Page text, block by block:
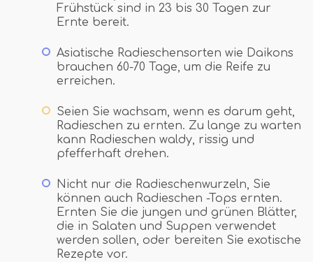
Frühstück sind in 23 bis 30 Tagen zur
Ernte bereit.
Asiatische Radieschensorten wie Daikons
brauchen 60-70 Tage, um die Reife zu
erreichen.
Seien Sie wachsam, wenn es darum geht,
Radieschen zu ernten. Zu lange zu warten
kann Radieschen waldy, rissig und
pfefferhaft drehen.
Nicht nur die Radieschenwurzeln, Sie
können auch Radieschen -Tops ernten.
Ernten Sie die jungen und grünen Blätter,
die in Salaten und Suppen verwendet
werden sollen, oder bereiten Sie exotische
Rezepte vor.